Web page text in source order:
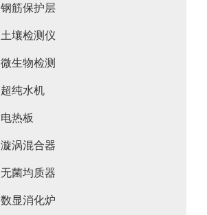
钢筋保护层
土壤检测仪
微生物检测
超纯水机
电热板
漩涡混合器
无菌均质器
数显消化炉